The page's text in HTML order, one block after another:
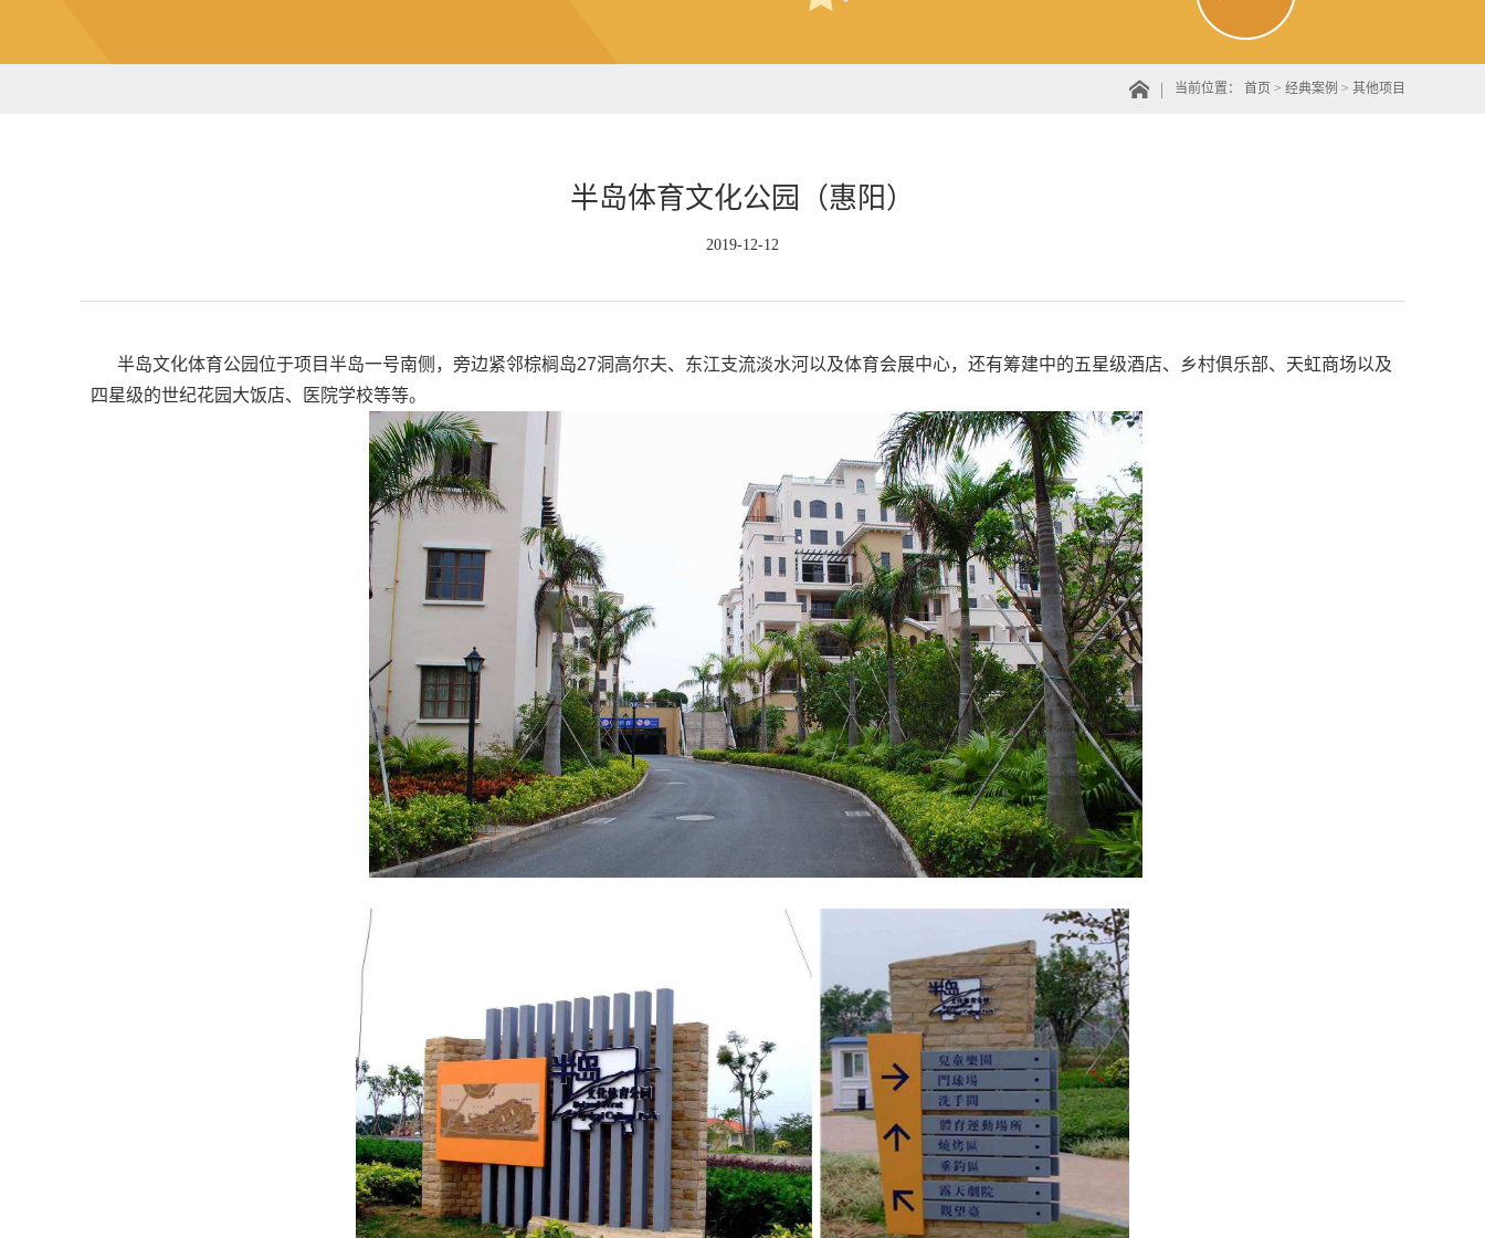
当前位置： 首页 > 经典案例 > 其他项目
半岛体育文化公园（惠阳）
2019-12-12
半岛文化体育公园位于项目半岛一号南侧，旁边紧邻棕榈岛27洞高尔夫、东江支流淡水河以及体育会展中心，还有筹建中的五星级酒店、乡村俱乐部、天虹商场以及
四星级的世纪花园大饭店、医院学校等等。